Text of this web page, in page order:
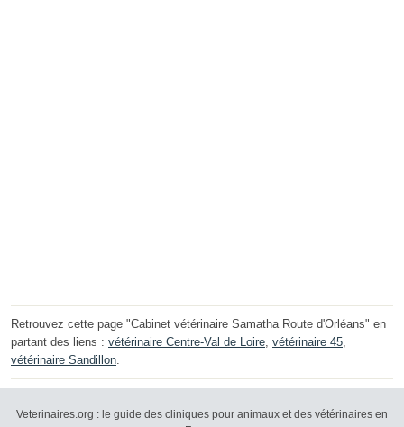
Retrouvez cette page "Cabinet vétérinaire Samatha Route d'Orléans" en
partant des liens : vétérinaire Centre-Val de Loire, vétérinaire 45,
vétérinaire Sandillon.
Veterinaires.org : le guide des cliniques pour animaux et des vétérinaires en